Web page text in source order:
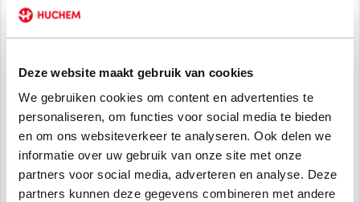
Deze website maakt gebruik van cookies
We gebruiken cookies om content en advertenties te
personaliseren, om functies voor social media te bieden
en om ons websiteverkeer te analyseren. Ook delen we
informatie over uw gebruik van onze site met onze
partners voor social media, adverteren en analyse. Deze
partners kunnen deze gegevens combineren met andere
hoef je niet steeds weer kalk- en roestverwijderaar te
bestellen.
afhankelijk van de vervuiling. Huchem kalk- en
roestverwijderaar bij voorkeur op een droge ondergrond
aanbrengen met behulp van een borstel, sprayer of door
onder te dompelen. Vervolgens moet u de kalk- en
roestverwijderaar even laten inwerken en daarna grondig
afspoelen met water. De onverdunde Roka moet u 1 tot 5